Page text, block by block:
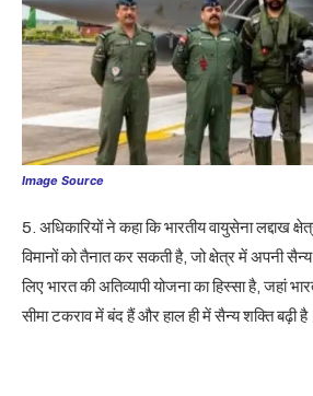
Image Source
5. अधिकारियों ने कहा कि भारतीय वायुसेना लद्दाख
विमानों को तैनात कर सकती है, जो क्षेत्र में अपनी
लिए भारत की अतिव्यापी योजना का हिस्सा है, जहां
सीमा टकराव में बंद हैं और हाल ही में सैन्य शक्ति बढ़ी